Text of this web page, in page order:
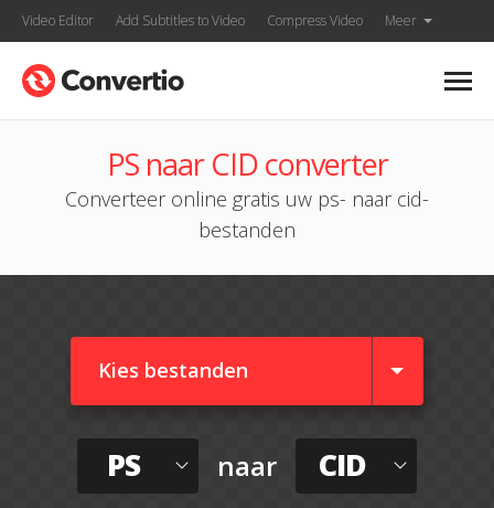
Video Editor Add Subtitles to Video Compress Video Meer
PS naar CID converter
Converteer online gratis uw ps- naar cid-
bestanden
Kies bestanden
PS naar CID